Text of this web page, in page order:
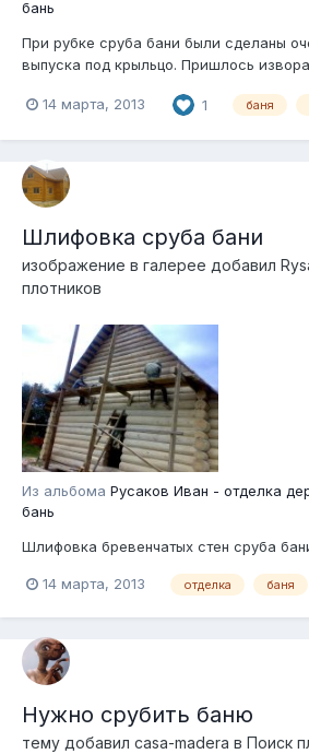
бань
При рубке сруба бани были сделаны
выпуска под крыльцо. Пришлось
14 марта, 2013 1 баня
Шлифовка сруба бани
изображение в галерее добавил
плотников
Из альбома Русаков Иван - отделка
бань
Шлифовка бревенчатых стен сруба
14 марта, 2013 отделка баня
Нужно срубить баню
тему добавил casa-madera в Поиск